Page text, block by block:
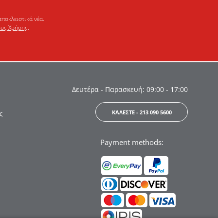
νέα.
Χρήσης.
Δευτέρα - Παρασκευή: 09:00 - 17:00
ΚΑΛΕΣΤΕ - 213 090 5600
Payment methods: